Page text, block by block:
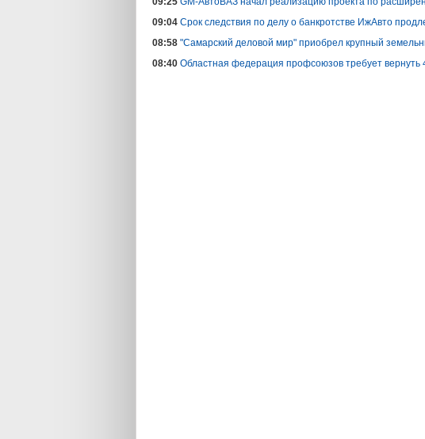
09:04 Срок следствия по делу о банкротстве ИжАвто
08:58 "Самарский деловой мир" приобрел крупный
08:40 Областная федерация профсоюзов требует вернуть